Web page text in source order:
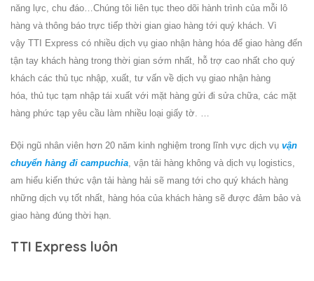
năng lực, chu đáo…Chúng tôi liên tục theo dõi hành trình của mỗi lô
hàng và thông báo trực tiếp thời gian giao hàng tới quý khách. Vì
vậy TTI Express có nhiều dịch vụ giao nhận hàng hóa để giao hàng đến
tận tay khách hàng trong thời gian sớm nhất, hỗ trợ cao nhất cho quý
khách các thủ tục nhập, xuất, tư vấn về dịch vụ giao nhận hàng
hóa, thủ tục tạm nhập tái xuất với mặt hàng gửi đi sửa chữa, các mặt
hàng phức tạp yêu cầu làm nhiều loại giấy tờ. …
Đội ngũ nhân viên hơn 20 năm kinh nghiệm trong lĩnh vực dịch vụ vận
chuyển hàng đi campuchia , vận tải hàng không và dịch vụ logistics,
am hiểu kiến thức vận tải hàng hải sẽ mang tới cho quý khách hàng
những dịch vụ tốt nhất, hàng hóa của khách hàng sẽ được đảm bảo và
giao hàng đúng thời hạn.
TTI Express luôn